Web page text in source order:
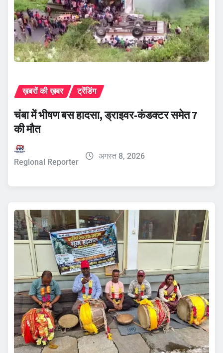
ख़बरों की ख़बर ट्रेंडिंग
चंबा में भीषण बस हादसा, ड्राइवर-कंडक्टर समेत 7
की मौत
Regional Reporter
अगस्त 8, 2026